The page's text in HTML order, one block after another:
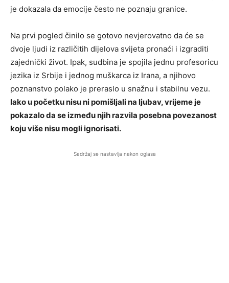
je dokazala da emocije često ne poznaju granice.
Na prvi pogled činilo se gotovo nevjerovatno da će se
dvoje ljudi iz različitih dijelova svijeta pronaći i izgraditi
zajednički život. Ipak, sudbina je spojila jednu profesoricu
jezika iz Srbije i jednog muškarca iz Irana, a njihovo
poznanstvo polako je preraslo u snažnu i stabilnu vezu.
Iako u početku nisu ni pomišljali na ljubav, vrijeme je
pokazalo da se između njih razvila posebna povezanost
koju više nisu mogli ignorisati.
Sadržaj se nastavlja nakon oglasa